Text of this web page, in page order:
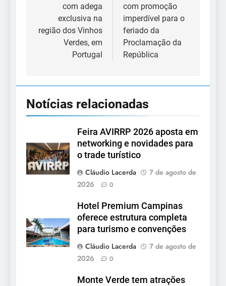
Post
com adega
exclusiva na
região dos Vinhos
Verdes, em
Portugal
com promoção
imperdível para o
feriado da
Proclamação da
República
Notícias relacionadas
Feira AVIRRP 2026 aposta em
networking e novidades para
o trade turístico
Cláudio Lacerda
7 de agosto de
2026
0
Hotel Premium Campinas
oferece estrutura completa
para turismo e convenções
Cláudio Lacerda
7 de agosto de
2026
0
Monte Verde tem atrações